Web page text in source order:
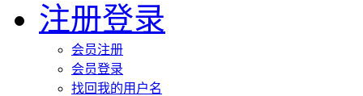
注册登录
会员注册
会员登录
找回我的用户名